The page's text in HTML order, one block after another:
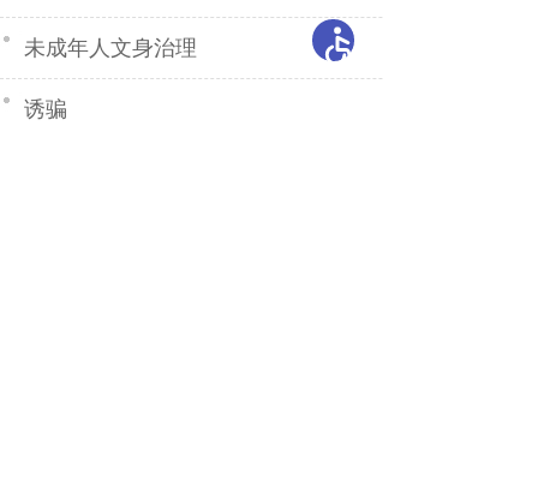
未成年人文身治理
诱骗